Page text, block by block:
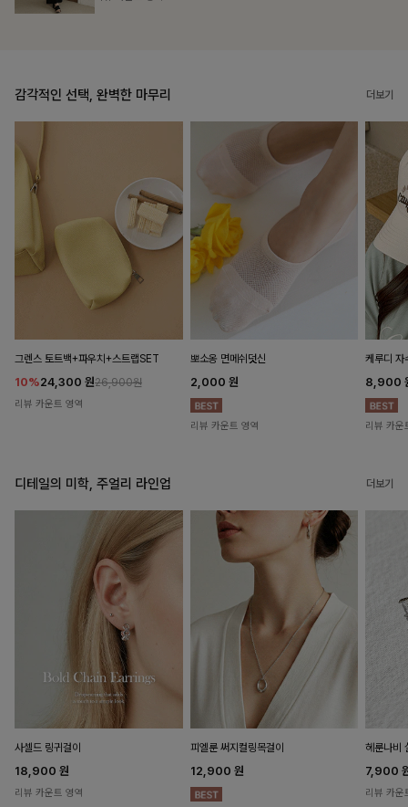
감각적인 선택, 완벽한 마무리 더보기
그렌스 토트백+파우치+스트랩SET
10%24,300 원26,900원
리뷰 카운트 영역
뽀소옹 면메쉬덧신
2,000 원
리뷰 카운트 영역
케루디 자
8,900
리뷰 카운
디테일의 미학, 주얼리 라인업 더보기
사셀드 링귀걸이
18,900 원
리뷰 카운트 영역
피엘룬 써지컬링목걸이
12,900 원
헤룬나비
7,900
리뷰 카운